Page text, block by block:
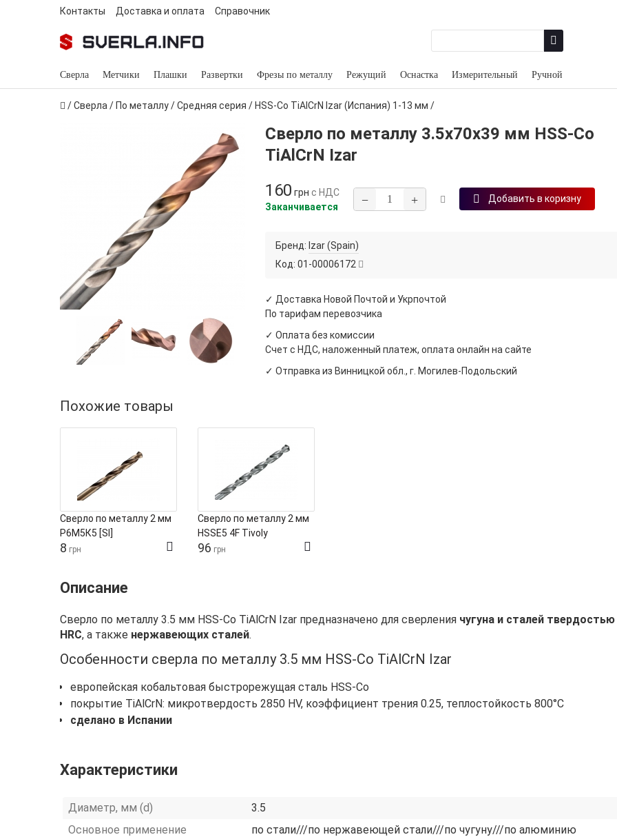
Контакты Доставка и оплата Справочник
Сверла Метчики Плашки Развертки Фрезы по металлу Режущий Оснастка Измерительный Ручной
/Сверла / По металлу/Средняя серия / HSS-Co TiAlCrN Izar (Испания) 1‑13 мм /
Сверло по металлу 3.5х70х39 мм HSS-Co
TiAlCrN Izar
160 грн с НДС
Заканчивается
− + Добавить в коризну
Бренд: Izar (Spain)
Код: 01-00006172
✓ Доставка Новой Почтой и Укрпочтой
По тарифам перевозчика
✓ Оплата без комиссии
Счет с НДС, наложенный платеж, оплата онлайн на сайте
✓ Отправка из Винницкой обл., г. Могилев-Подольский
Похожие товары
Сверло по металлу 2 мм
Р6М5К5 [SI]
8 грн
Сверло по металлу 2 мм
HSSE5 4F Tivoly
96 грн
Описание
Сверло по металлу 3.5 мм HSS-Co TiAlCrN Izar предназначено для сверления чугуна и сталей
HRC, а также нержавеющих сталей.
Особенности сверла по металлу 3.5 мм HSS-Co TiAlCrN Izar
европейская кобальтовая быстрорежущая сталь HSS-Co
покрытие TiAlCrN: микротвердость 2850 HV, коэффициент трения 0.25, теплостойкость 800°C
сделано в Испании
Характеристики
Диаметр, мм (d)
3.5
Основное применение
по стали///по нержавеющей стали///по чугуну///по алюминию